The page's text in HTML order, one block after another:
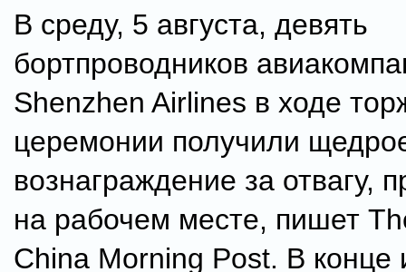
В среду, 5 августа, девять
бортпроводников
Shenzhen Airlines в ходе
церемонии получили
вознаграждение за отвагу,
на рабочем месте, пишет
China Morning Post. В конце